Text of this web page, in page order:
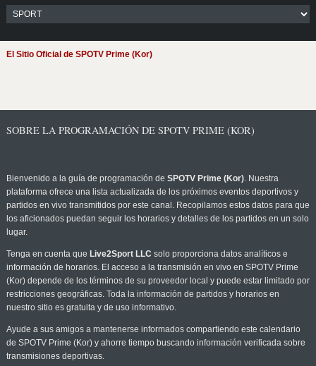
El Sitio Oficial de SPOTV Prime (Kor)
SOBRE LA PROGRAMACIÓN DE SPOTV PRIME (KOR)
Bienvenido a la guía de programación de SPOTV Prime (Kor). Nuestra
plataforma ofrece una lista actualizada de los próximos eventos deportivos y
partidos en vivo transmitidos por este canal. Recopilamos estos datos para que
los aficionados puedan seguir los horarios y detalles de los partidos en un solo
lugar.
Tenga en cuenta que Live2Sport LLC solo proporciona datos analíticos e
información de horarios. El acceso a la transmisión en vivo en SPOTV Prime
(Kor) depende de los términos de su proveedor local y puede estar limitado por
restricciones geográficas. Toda la información de partidos y horarios en
nuestro sitio es gratuita y de uso informativo.
Ayude a sus amigos a mantenerse informados compartiendo este calendario
de SPOTV Prime (Kor) y ahorre tiempo buscando información verificada sobre
transmisiones deportivas.